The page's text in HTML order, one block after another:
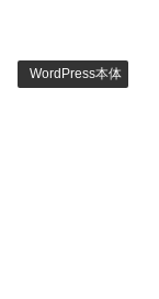
WordPress本体